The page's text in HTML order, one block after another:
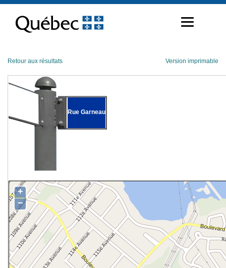
contenu
Retour aux résultats Version imprimable
Rue Garneau
+
−